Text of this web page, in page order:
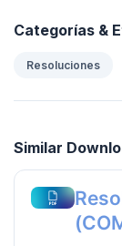
Categorías &
Resoluciones
Similar